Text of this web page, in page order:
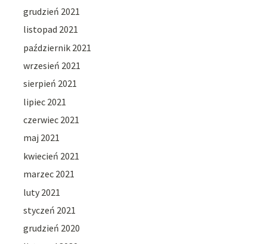
grudzień 2021
listopad 2021
październik 2021
wrzesień 2021
sierpień 2021
lipiec 2021
czerwiec 2021
maj 2021
kwiecień 2021
marzec 2021
luty 2021
styczeń 2021
grudzień 2020